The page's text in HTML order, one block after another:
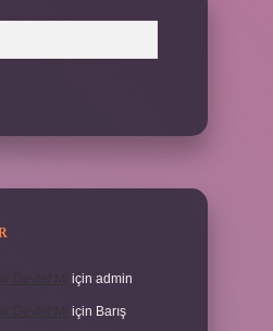
için admin
için Barış